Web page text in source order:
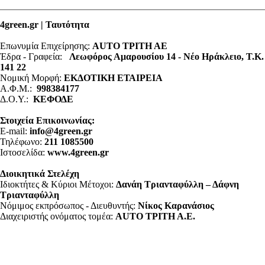
4green.gr | Ταυτότητα
Επωνυμία Επιχείρησης: AUTO ΤΡΙΤΗ ΑΕ
Έδρα - Γραφεία: Λεωφόρος Αμαρουσίου 14 - Νέο Ηράκλειο, Τ.Κ.
141 22
Νομική Μορφή: ΕΚΔΟΤΙΚΗ ΕΤΑΙΡΕΙΑ
Α.Φ.Μ.: 998384177
Δ.Ο.Υ.: ΚΕΦΟΔΕ
Στοιχεία Επικοινωνίας:
E-mail: info@4green.gr
Τηλέφωνο: 211 1085500
Ιστοσελίδα: www.4green.gr
Διοικητικά Στελέχη
Ιδιοκτήτες & Κύριοι Μέτοχοι: Δανάη Τριανταφύλλη – Δάφνη
Τριανταφύλλη
Νόμιμος εκπρόσωπος - Διευθυντής: Νίκος Καρανάσιος
Διαχειριστής ονόματος τομέα: ΑUTO ΤΡΙΤΗ Α.Ε.